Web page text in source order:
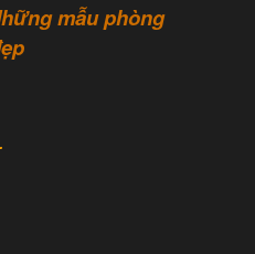
mẫu phòng